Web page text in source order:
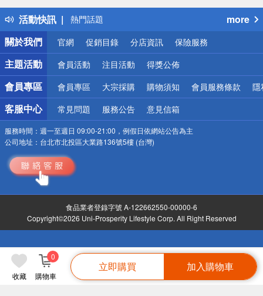
收藏 購物車
0
立即購買 加入購物車
活動快訊
得獎公告
熱門話題
銀行優惠
偏遠地區配送
詐騙網頁！請小心！
more
關於我們
官網 促銷目錄 分店資訊 保險服務
主題活動 會員活動 注目活動 得獎公佈
會員專區 會員專區 大宗採購 購物須知 會員服務條款 隱
客服中心 常見問題 服務公告 意見信箱
服務時間： 週一至週日 09:00-21:00，例假日依網站公告為主
公司地址： 台北市北投區大業路136號5樓 (台灣)
食品業者登錄字號 A-122662550-00000-6
Copyright©2026 Uni-Prosperity Lifestyle Corp. All Right Reserved